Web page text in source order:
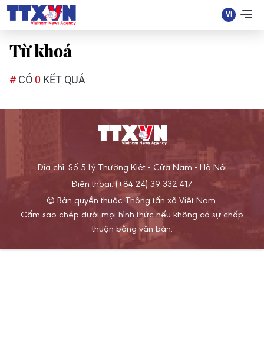
Từ khoá
# CÓ 0 KẾT QUẢ
Địa chỉ: Số 5 Lý Thường Kiệt - Cửa Nam - Hà Nội
Điện thoại: (+84 24) 39 332 417
© Bản quyền thuộc Thông tấn xã Việt Nam.
Cấm sao chép dưới mọi hình thức nếu không có sự chấp
thuận bằng văn bản.